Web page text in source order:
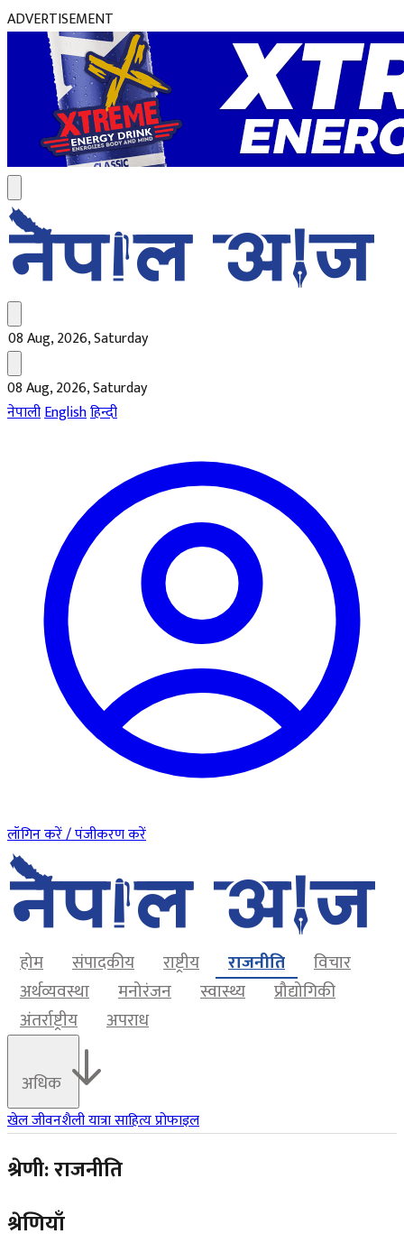
ADVERTISEMENT
08 Aug, 2026, Saturday
08 Aug, 2026, Saturday
नेपालीEnglishहिन्दी
लॉगिन करें / पंजीकरण करें
होम संपादकीय राष्ट्रीय राजनीति
विचार
अर्थव्यवस्था
मनोरंजन स्वास्थ्य
प्रौद्योगिकी
अंतर्राष्ट्रीय
अपराध
अधिक
खेलजीवनशैलीयात्रासाहित्यप्रोफाइल
श्रेणी: राजनीति
श्रेणियाँ